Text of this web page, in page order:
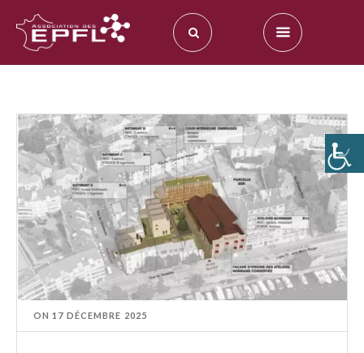
ON17 DÉCEMBRE 2025